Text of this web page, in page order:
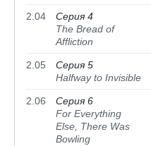
2.04
Серия 4
The Bread of
Affliction
2.05
Серия 5
Halfway to Invisible
2.06
Серия 6
For Everything
Else, There Was
Bowling